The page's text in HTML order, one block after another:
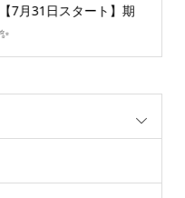
7月31日スタート】期